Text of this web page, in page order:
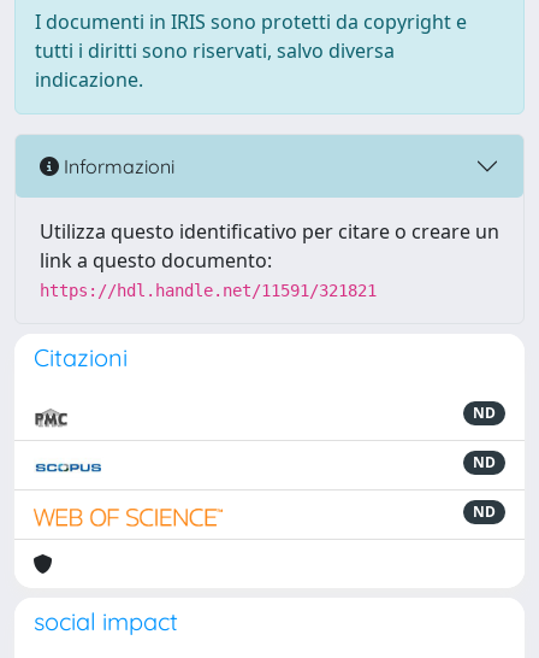
I documenti in IRIS sono protetti da copyright e
tutti i diritti sono riservati, salvo diversa
indicazione.
Informazioni
Utilizza questo identificativo per citare o creare un
link a questo documento:
https://hdl.handle.net/11591/321821
Citazioni
ND
ND
ND
social impact